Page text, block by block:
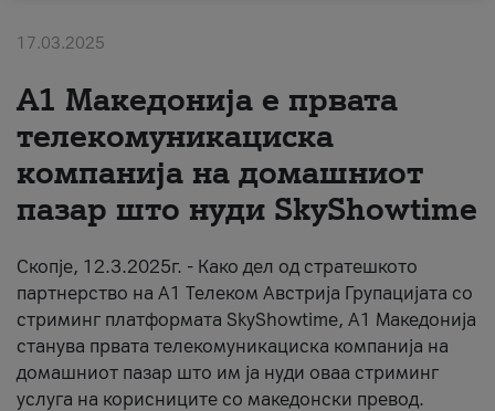
Надополни кредит
#ПодобарОнлајн
17.03.2025
А1 Македонија е првата
телекомуникациска
компанија на домашниот
пазар што нуди SkyShowtime
Скопје, 12.3.2025г. - Како дел од стратешкото
партнерство на А1 Телеком Австрија Групацијата со
стриминг платформата SkyShowtime, А1 Македонија
станува првата телекомуникациска компанија на
домашниот пазар што им ја нуди оваа стриминг
услуга на корисниците со македонски превод.